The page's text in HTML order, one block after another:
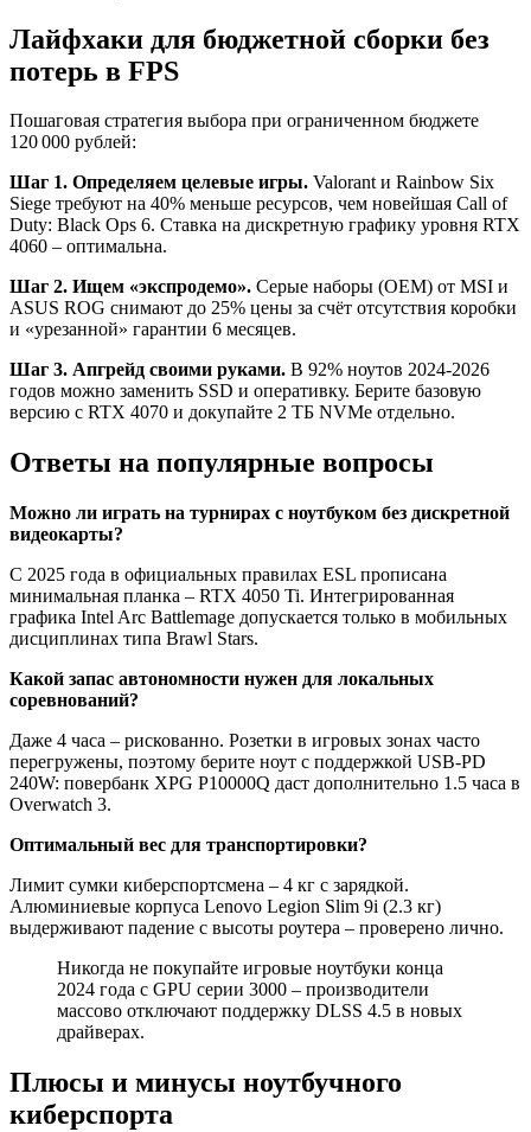
Лайфхаки для бюджетной сборки без
потерь в FPS
Пошаговая стратегия выбора при ограниченном бюджете
120 000 рублей:
Шаг 1. Определяем целевые игры. Valorant и Rainbow Six
Siege требуют на 40% меньше ресурсов, чем новейшая Call of
Duty: Black Ops 6. Ставка на дискретную графику уровня RTX
4060 – оптимальна.
Шаг 2. Ищем «экспродемо». Серые наборы (OEM) от MSI и
ASUS ROG снимают до 25% цены за счёт отсутствия коробки
и «урезанной» гарантии 6 месяцев.
Шаг 3. Апгрейд своими руками. В 92% ноутов 2024-2026
годов можно заменить SSD и оперативку. Берите базовую
версию с RTX 4070 и докупайте 2 ТБ NVMe отдельно.
Ответы на популярные вопросы
Можно ли играть на турнирах с ноутбуком без дискретной
видеокарты?
С 2025 года в официальных правилах ESL прописана
минимальная планка – RTX 4050 Ti. Интегрированная
графика Intel Arc Battlemage допускается только в мобильных
дисциплинах типа Brawl Stars.
Какой запас автономности нужен для локальных
соревнований?
Даже 4 часа – рискованно. Розетки в игровых зонах часто
перегружены, поэтому берите ноут с поддержкой USB-PD
240W: повербанк XPG P10000Q даст дополнительно 1.5 часа в
Overwatch 3.
Оптимальный вес для транспортировки?
Лимит сумки киберспортсмена – 4 кг с зарядкой.
Алюминиевые корпуса Lenovo Legion Slim 9i (2.3 кг)
выдерживают падение с высоты роутера – проверено лично.
Никогда не покупайте игровые ноутбуки конца
2024 года с GPU серии 3000 – производители
массово отключают поддержку DLSS 4.5 в новых
драйверах.
Плюсы и минусы ноутбучного
киберспорта